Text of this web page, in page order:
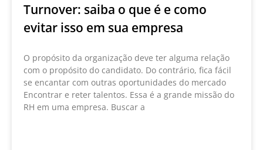
Turnover: saiba o que é e como
evitar isso em sua empresa
O propósito da organização deve ter alguma relação
com o propósito do candidato. Do contrário, fica fácil
se encantar com outras oportunidades do mercado
Encontrar e reter talentos. Essa é a grande missão do
RH em uma empresa. Buscar a